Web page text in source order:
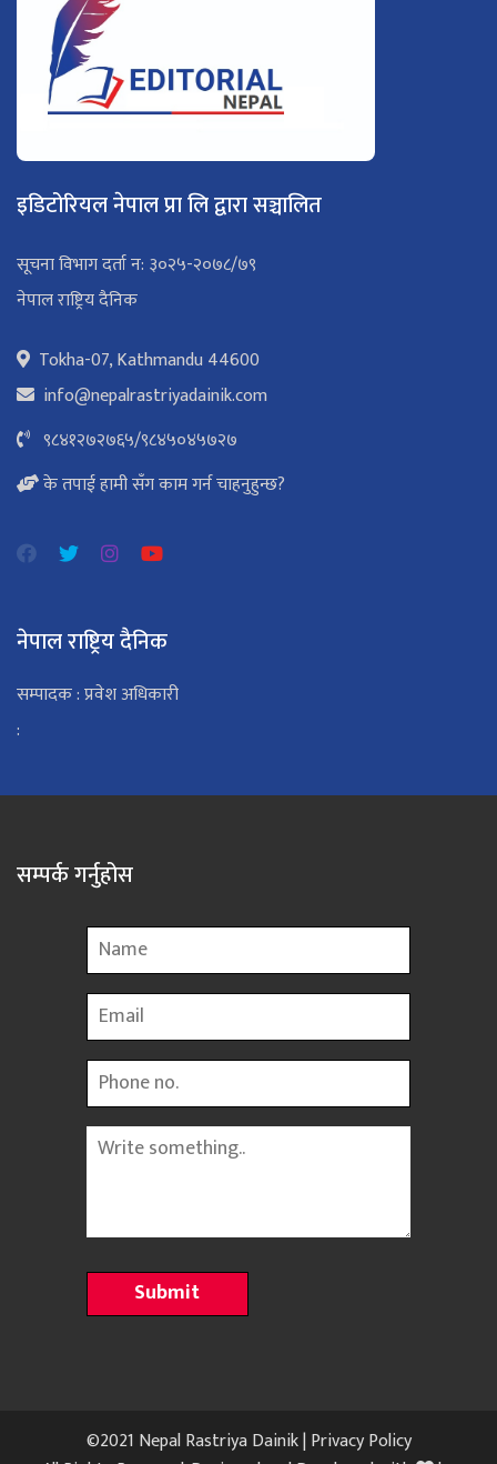
इडिटोरियल नेपाल प्रा लि द्वारा सञ्चालित
सूचना विभाग दर्ता न: ३०२५-२०७८/७९
नेपाल राष्ट्रिय दैनिक
Tokha-07, Kathmandu 44600
info@nepalrastriyadainik.com
९८४१२७२७६५/९८४५०४५७२७
के तपाई हामी सँग काम गर्न चाहनुहुन्छ?
नेपाल राष्ट्रिय दैनिक
सम्पादक : प्रवेश अधिकारी
:
सम्पर्क गर्नुहोस
Name
Email
Phone
Message
©2021 Nepal Rastriya Dainik |Privacy Policy